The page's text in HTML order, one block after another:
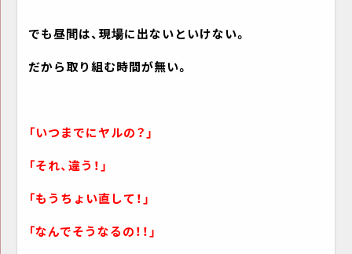
でも昼間は、現場に出ないといけない。
だから取り組む時間が無い。
「いつまでにヤルの？」
「それ、違う！」
「もうちょい直して！」
「なんでそうなるの！！」